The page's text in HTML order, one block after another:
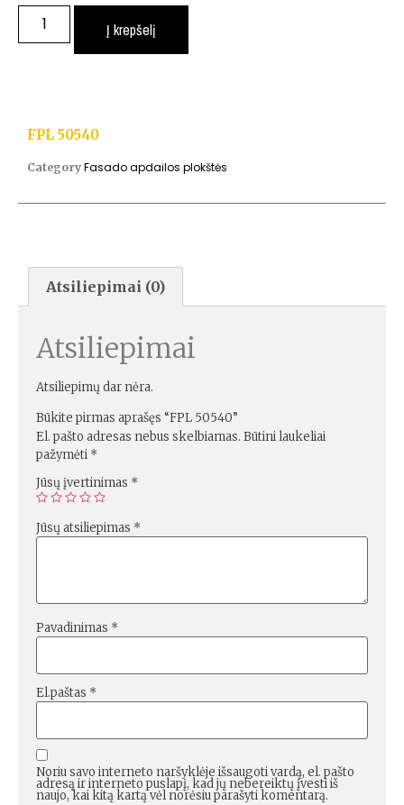
Į krepšelį
FPL 50540
Category Fasado apdailos plokštės
Atsiliepimai (0)
Atsiliepimai
Atsiliepimų dar nėra.
Būkite pirmas aprašęs “FPL 50540”
El. pašto adresas nebus skelbiamas. Būtini laukeliai
pažymėti *
Jūsų įvertinimas *
Jūsų atsiliepimas *
Pavadinimas *
El.paštas *
Noriu savo interneto naršyklėje išsaugoti vardą, el. pašto
adresą ir interneto puslapį, kad jų nebereiktų įvesti iš
naujo, kai kitą kartą vėl norėsiu parašyti komentarą.